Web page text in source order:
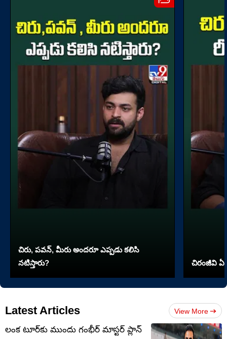
చిరు, పవన్, మీరు అందరూ ఎప్పడు కలిసి
నటిస్తారు?
చిరంజీవి ఏ
Latest Articles View More
లంక టూర్‌కు ముందు గంభీర్ మాస్టర్ ప్లాన్